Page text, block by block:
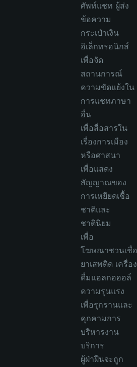
ศัพท์แชท ผู้ส่ง
ข้อความ
กระเป๋าเงิน
อิเล็กทรอนิกส์
เพื่อจัด
สถานการณ์
ความขัดแย้งใน
การแชทภาษา
อื่น
เพื่อสื่อสารใน
เรื่องการเมือง
หรือศาสนา
เพื่อแสดง
สัญญาณของ
การเหยียดเชื้อ
ชาติและ
ชาตินิยม
เพื่อ
โฆษณาชวนเชื่อ
ยาเสพติด เครื่อง
ดื่มแอลกอฮอล์
ความรุนแรง
เพื่อรุกรานและ
คุกคามการ
บริหารงาน
บริการ
ผู้ฝ่าฝืนจะถูก